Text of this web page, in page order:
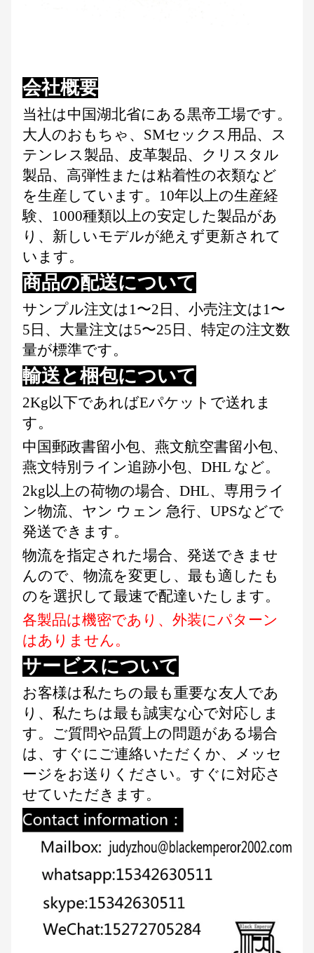
会社概要
当社は中国湖北省にある黒帝工場です。
大人のおもちゃ、SMセックス用品、ス
テンレス製品、皮革製品、クリスタル
製品、高弾性または粘着性の衣類など
を生産しています。10年以上の生産経
験、1000種類以上の安定した製品があ
り、新しいモデルが絶えず更新されて
います。
商品の配送について
サンプル注文は1〜2日、小売注文は1〜
5日、大量注文は5〜25日、特定の注文数
量が標準です。
輸送と梱包について
2Kg以下であればEパケットで送れま
す。
中国郵政書留小包、燕文航空書留小包、
燕文特別ライン追跡小包、DHL など。
2kg以上の荷物の場合、DHL、専用ライ
ン物流、ヤン ウェン 急行、UPSなどで
発送できます。
物流を指定された場合、発送できませ
んので、物流を変更し、最も適したも
のを選択して最速で配達いたします。
各製品は機密であり、外装にパターン
はありません。
サービスについて
お客様は私たちの最も重要な友人であ
り、私たちは最も誠実な心で対応しま
す。ご質問や品質上の問題がある場合
は、すぐにご連絡いただくか、メッセ
ージをお送りください。すぐに対応さ
せていただきます。